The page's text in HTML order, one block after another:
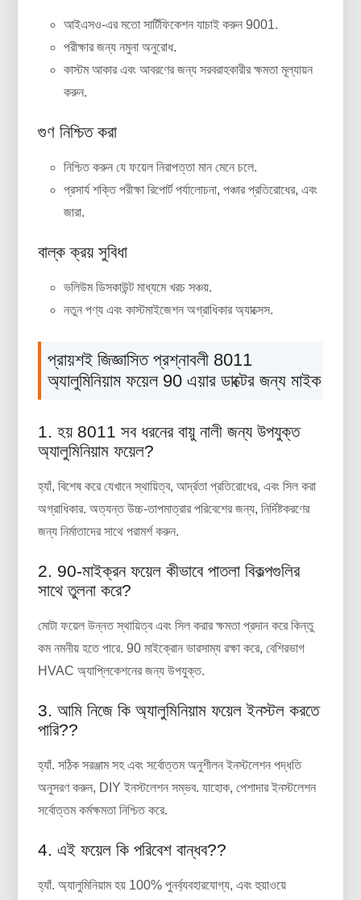
আইএসও-এর মতো সার্টিফিকেশন যাচাই করুন 9001.
পরীক্ষার জন্য নমুনা অনুরোধ.
কাস্টম আকার এবং আবরণের জন্য সরবরাহকারীর ক্ষমতা মূল্যায়ন
করুন.
গুণ নিশ্চিত করা
নিশ্চিত করুন যে ফয়েল নিরাপত্তা মান মেনে চলে.
প্রসার্য শক্তি পরীক্ষা রিপোর্ট পর্যালোচনা, পঞ্চার প্রতিরোধের, এবং
জারা.
বাল্ক ক্রয় সুবিধা
ভলিউম ডিসকাউন্ট মাধ্যমে খরচ সঞ্চয়.
নতুন পণ্য এবং কাস্টমাইজেশন অগ্রাধিকার অ্যাক্সেস.
প্রায়শই জিজ্ঞাসিত প্রশ্নাবলী 8011
অ্যালুমিনিয়াম ফয়েল 90 এয়ার ডাক্টের জন্য মাইক
1. হয় 8011 সব ধরনের বায়ু নালী জন্য উপযুক্ত
অ্যালুমিনিয়াম ফয়েল?
হ্যাঁ, বিশেষ করে যেখানে স্থায়িত্ব, আর্দ্রতা প্রতিরোধের, এবং সিল করা
অগ্রাধিকার. অত্যন্ত উচ্চ-তাপমাত্রার পরিবেশের জন্য, নির্দিষ্টকরণের
জন্য নির্মাতাদের সাথে পরামর্শ করুন.
2. 90-মাইক্রন ফয়েল কীভাবে পাতলা বিকল্পগুলির
সাথে তুলনা করে?
মোটা ফয়েল উন্নত স্থায়িত্ব এবং সিল করার ক্ষমতা প্রদান করে কিন্তু
কম নমনীয় হতে পারে. 90 মাইক্রোন ভারসাম্য রক্ষা করে, বেশিরভাগ
HVAC অ্যাপ্লিকেশনের জন্য উপযুক্ত.
3. আমি নিজে কি অ্যালুমিনিয়াম ফয়েল ইনস্টল করতে
পারি??
হ্যাঁ. সঠিক সরঞ্জাম সহ এবং সর্বোত্তম অনুশীলন ইনস্টলেশন পদ্ধতি
অনুসরণ করুন, DIY ইনস্টলেশন সম্ভব. যাহোক, পেশাদার ইনস্টলেশন
সর্বোত্তম কর্মক্ষমতা নিশ্চিত করে.
4. এই ফয়েল কি পরিবেশ বান্ধব??
হ্যাঁ. অ্যালুমিনিয়াম হয় 100% পুনর্ব্যবহারযোগ্য, এবং হুয়াওয়ে